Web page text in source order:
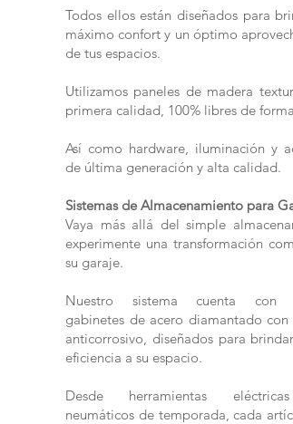
Todos ellos están diseñados para
máximo confort y un óptimo
de tus espacios.
Utilizamos paneles de madera
primera calidad, 100% libres de
Así como hardware, iluminación y
de última generación y alta calidad.
Sistemas de Almacenamiento para
Vaya más allá del simple
experimente una transformación
su garaje.
Nuestro sistema cuenta con
gabinetes de acero diamantado con
anticorrosivo, diseñados para
eficiencia a su espacio.
Desde herramientas
neumáticos de temporada, cada